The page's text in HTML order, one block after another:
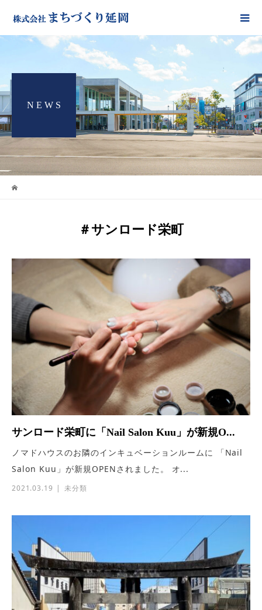
N E W S
＃サンロード栄町
サンロード栄町に「Nail Salon Kuu」が新規O...
ノマドハウスのお隣のインキュベーションルームに 「Nail
Salon Kuu」が新規OPENされました。 オ...
2021.03.19 未分類